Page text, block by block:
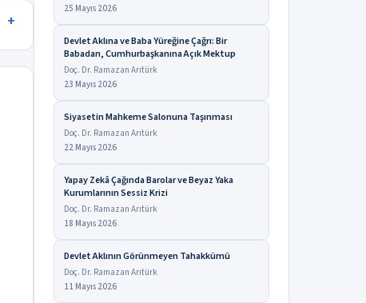
25 Mayıs 2026
Devlet Aklına ve Baba Yüreğine Çağrı: Bir
Babadan, Cumhurbaşkanına Açık Mektup
Doç. Dr. Ramazan Arıtürk
23 Mayıs 2026
Siyasetin Mahkeme Salonuna Taşınması
Doç. Dr. Ramazan Arıtürk
22 Mayıs 2026
Yapay Zekâ Çağında Barolar ve Beyaz Yaka
Kurumlarının Sessiz Krizi
Doç. Dr. Ramazan Arıtürk
18 Mayıs 2026
Devlet Aklının Görünmeyen Tahakkümü
Doç. Dr. Ramazan Arıtürk
11 Mayıs 2026